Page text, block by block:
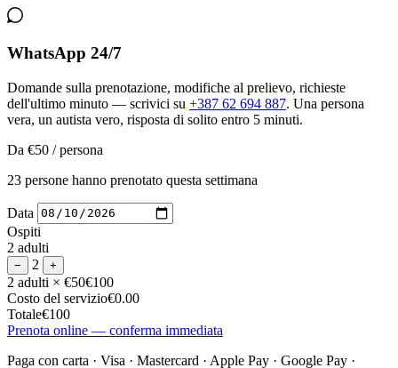
WhatsApp 24/7
Domande sulla prenotazione, modifiche al prelievo, richieste
dell'ultimo minuto — scrivici su +387 62 694 887. Una persona
vera, un autista vero, risposta di solito entro 5 minuti.
Da €50 / persona
23 persone hanno prenotato questa settimana
Data
Ospiti
2 adulti
− 2 +
2 adulti × €50€100
Costo del servizio€0.00
Totale€100
Prenota online — conferma immediata
Paga con carta · Visa · Mastercard · Apple Pay · Google Pay ·